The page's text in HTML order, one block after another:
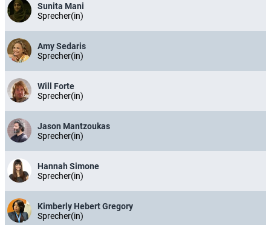
Sunita Mani
Sprecher(in)
Amy Sedaris
Sprecher(in)
Will Forte
Sprecher(in)
Jason Mantzoukas
Sprecher(in)
Hannah Simone
Sprecher(in)
Kimberly Hebert Gregory
Sprecher(in)